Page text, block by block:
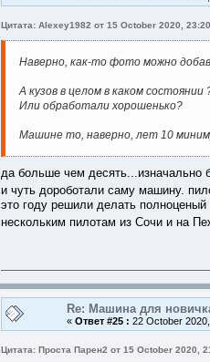
Цитата: Alexey1982 от 15 October 2020,
Наверно, как-то фото можно
А кузов в целом в каком состоянии
Или обработали хорошенько?
Машине то, наверно, лет 10
да больше чем десять...изначально
и чуть дороботали саму машину.
это году решили делать
нескольким пилотам из Сочи и на
Re: Машина для
« Ответ #25 : 22 October
Цитата: Проста Парен2 от 15 October 2020,